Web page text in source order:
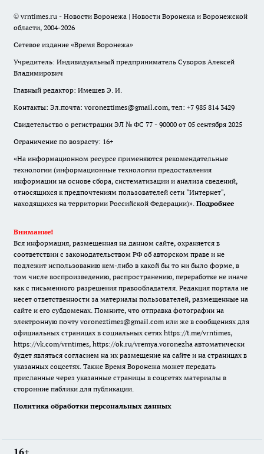
© vrntimes.ru - Новости Воронежа | Новости Воронежа и Воронежской
области, 2004-2026
Сетевое издание «Время Воронежа»
Учредитель: Индивидуальный предприниматель Суворов Алексей
Владимирович
Главный редактор: Имешев Э. И.
Контакты: Эл.почта: voroneztimes@gmail.com, тел: +7 985 814 3429
Свидетельство о регистрации ЭЛ № ФС 77 - 90000 от 05 сентября 2025
Ограничение по возрасту: 16+
«На информационном ресурсе применяются рекомендательные
технологии (информационные технологии предоставления
информации на основе сбора, систематизации и анализа сведений,
относящихся к предпочтениям пользователей сети "Интернет",
находящихся на территории Российской Федерации)». Подробнее
Внимание!
Вся информация, размещенная на данном сайте, охраняется в
соответствии с законодательством РФ об авторском праве и не
подлежит использованию кем-либо в какой бы то ни было форме, в
том числе воспроизведению, распространению, переработке не иначе
как с письменного разрешения правообладателя. Редакция портала не
несет ответственности за материалы пользователей, размещенные на
сайте и его субдоменах. Помните, что отправка фотографии на
электронную почту voroneztimes@gmail.com или же в сообщениях для
официальных страницах в социальных сетях https://t.me/vrntimes,
https://vk.com/vrntimes, https://ok.ru/vremya.voronezha автоматически
будет являться согласием на их размещение на сайте и на страницах в
указанных соцсетях. Также Время Воронежа может передать
присланные через указанные страницы в соцсетях материалы в
сторонние паблики для публикации.
Политика обработки персональных данных
16+